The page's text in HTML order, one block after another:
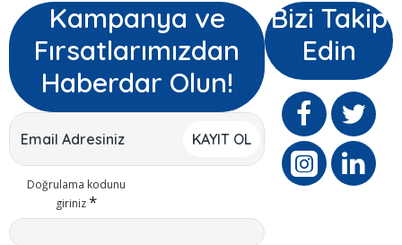
Kampanya ve
Fırsatlarımızdan
Haberdar Olun!
KAYIT OL
Doğrulama kodunu
giriniz
Bizi Takip
Edin